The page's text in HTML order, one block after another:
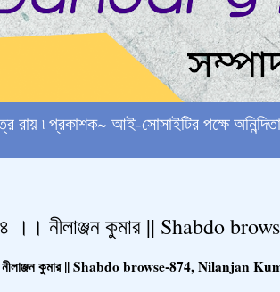
রায় ৷ প্রকাশক~ আই-সোসাইটির পক্ষে
।। নীলাঞ্জন কুমার || Shabdo
নীলাঞ্জন কুমার || Shabdo browse-874, Nilanjan